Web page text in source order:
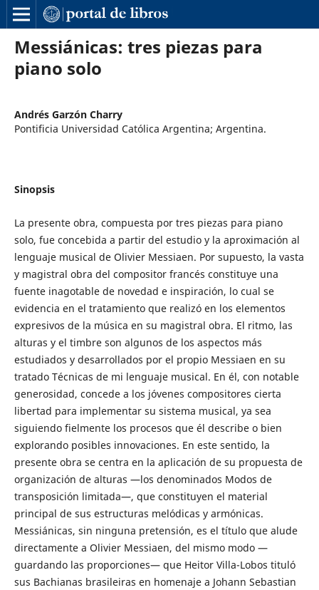
Messiánicas: tres piezas para
piano solo
Andrés Garzón Charry
Pontificia Universidad Católica Argentina; Argentina.
Sinopsis
La presente obra, compuesta por tres piezas para piano
solo, fue concebida a partir del estudio y la aproximación al
lenguaje musical de Olivier Messiaen. Por supuesto, la vasta
y magistral obra del compositor francés constituye una
fuente inagotable de novedad e inspiración, lo cual se
evidencia en el tratamiento que realizó en los elementos
expresivos de la música en su magistral obra. El ritmo, las
alturas y el timbre son algunos de los aspectos más
estudiados y desarrollados por el propio Messiaen en su
tratado Técnicas de mi lenguaje musical. En él, con notable
generosidad, concede a los jóvenes compositores cierta
libertad para implementar su sistema musical, ya sea
siguiendo fielmente los procesos que él describe o bien
explorando posibles innovaciones. En este sentido, la
presente obra se centra en la aplicación de su propuesta de
organización de alturas —los denominados Modos de
transposición limitada—, que constituyen el material
principal de sus estructuras melódicas y armónicas.
Messiánicas, sin ninguna pretensión, es el título que alude
directamente a Olivier Messiaen, del mismo modo —
guardando las proporciones— que Heitor Villa-Lobos tituló
sus Bachianas brasileiras en homenaje a Johann Sebastian